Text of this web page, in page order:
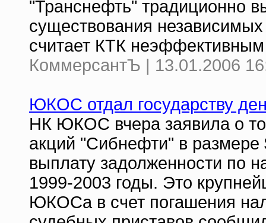
"Транснефть" традиционно
существования
считает КТК
КоммерсантЪ | 13.01.2006
ЮКОС отдал государству
НК ЮКОС вчера заявила о
акций "Сибнефти" в
выплату задолженности по
1999-2003 годы. Это
ЮКОСа в счет погашения